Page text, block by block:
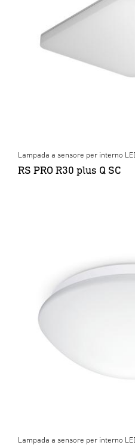
Lampada a sensore per interno
RS PRO R30 plus Q SC
Lampada a sensore per interno